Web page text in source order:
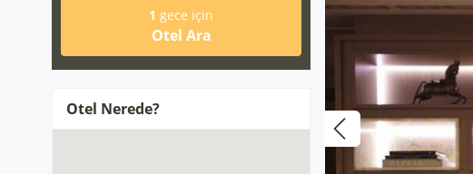
1 gece için
Otel Ara
Otel Nerede?